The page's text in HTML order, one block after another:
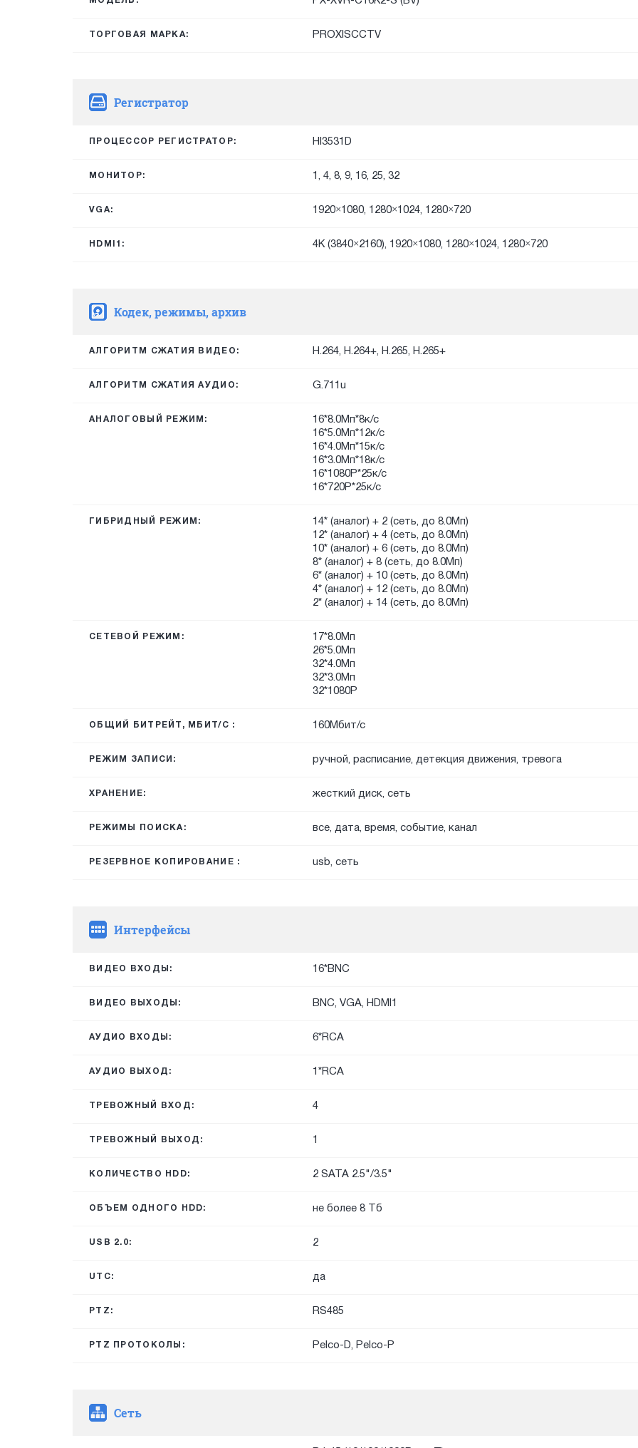
ТОРГОВАЯ МАРКА: PROXISCCTV
Регистратор
ПРОЦЕССОР РЕГИСТРАТОР: HI3531D
МОНИТОР: 1, 4, 8, 9, 16, 25, 32
VGA: 1920×1080, 1280×1024, 1280×720
HDMI1: 4K (3840×2160), 1920×1080, 1280×1024, 1280×720
Кодек, режимы, архив
АЛГОРИТМ СЖАТИЯ ВИДЕО: H.264, H.264+, H.265, H.265+
АЛГОРИТМ СЖАТИЯ АУДИО: G.711u
АНАЛОГОВЫЙ РЕЖИМ:
16*8.0Мп*8к/с
16*5.0Мп*12к/с
16*4.0Мп*15к/с
16*3.0Мп*18к/с
16*1080P*25к/с
16*720P*25к/с
ГИБРИДНЫЙ РЕЖИМ:
14* (аналог) + 2 (сеть, до 8.0Мп)
12* (аналог) + 4 (сеть, до 8.0Мп)
10* (аналог) + 6 (сеть, до 8.0Мп)
8* (аналог) + 8 (сеть, до 8.0Мп)
6* (аналог) + 10 (сеть, до 8.0Мп)
4* (аналог) + 12 (сеть, до 8.0Мп)
2* (аналог) + 14 (сеть, до 8.0Мп)
СЕТЕВОЙ РЕЖИМ:
17*8.0Мп
26*5.0Мп
32*4.0Мп
32*3.0Мп
32*1080P
ОБЩИЙ БИТРЕЙТ, МБИТ/С : 160Мбит/с
РЕЖИМ ЗАПИСИ: ручной, расписание, детекция движения, тревога
ХРАНЕНИЕ: жесткий диск, сеть
РЕЖИМЫ ПОИСКА: все, дата, время, событие, канал
РЕЗЕРВНОЕ КОПИРОВАНИЕ : usb, сеть
Интерфейсы
ВИДЕО ВХОДЫ: 16*BNC
ВИДЕО ВЫХОДЫ: BNC, VGA, HDMI1
АУДИО ВХОДЫ: 6*RCA
АУДИО ВЫХОД: 1*RCA
ТРЕВОЖНЫЙ ВХОД: 4
ТРЕВОЖНЫЙ ВЫХОД: 1
КОЛИЧЕСТВО HDD: 2 SATA 2.5"/3.5"
ОБЪЕМ ОДНОГО HDD: не более 8 Тб
USB 2.0: 2
UTC: да
PTZ: RS485
PTZ ПРОТОКОЛЫ: Pelco-D, Pelco-P
Сеть